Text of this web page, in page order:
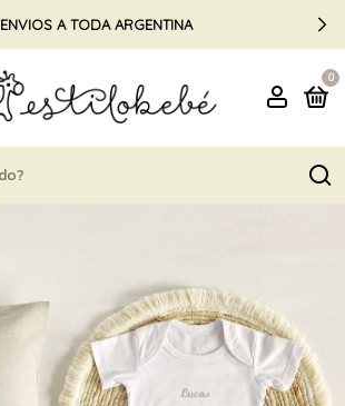
ENVIOS A TODA ARGENTINA
0